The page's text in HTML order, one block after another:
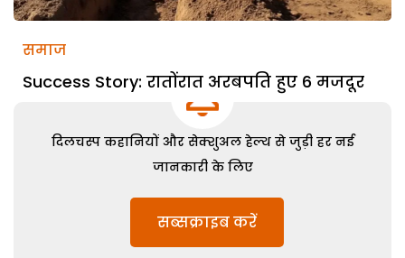
समाज
Success Story: रातोंरात अरबपति हुए 6 मजदूर
दिलचस्प कहानियों और सेक्शुअल हेल्थ से जुड़ी हर नई
जानकारी के लिए
सब्सक्राइब करें